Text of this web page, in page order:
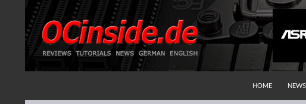
Redaktion ocinside.de PC Hardware Portal International
HOME
NEWS